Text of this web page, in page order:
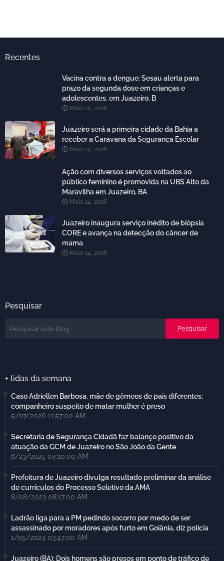
Recentes
Vacina contra a dengue: Sesau alerta para
prazo da segunda dose em crianças e
adolescentes, em Juazeiro, B
Maio 14, 2026
Juazeiro será a primeira cidade da Bahia a
receber a Caravana da Segurança Escolar
Maio 14, 2026
Ação com diversos serviços voltados ao
público feminino é promovida na UBS Alto da
Maravilha em Juazeiro, BA
Maio 14, 2026
Juazeiro inaugura serviço inédito de biópsia
CORE e avança na detecção do câncer de
mama
Maio 14, 2026
Pesquisar
+ lidas da semana
Caso Adriellen Barbosa, mãe de gêmeos de pais diferentes:
companheiro suspeito de matar mulher é preso
5/07/2026 11:57:00 AM
Secretaria de Segurança Cidadã faz balanço positivo da
atuação da GCM de Juazeiro no São João da Gente
6/23/2025 04:10:00 AM
Prefeitura de Juazeiro divulga resultado preliminar da análise
de currículos do Processo Seletivo da AMA
8/08/2023 08:17:00 AM
Ladrão liga para a PM pedindo socorro por medo de ser
assassinado por moradores após furto em Goiânia, diz polícia
1/05/2024 03:47:00 AM
Juazeiro (BA): Dois homens são presos em ponto de tráfico de